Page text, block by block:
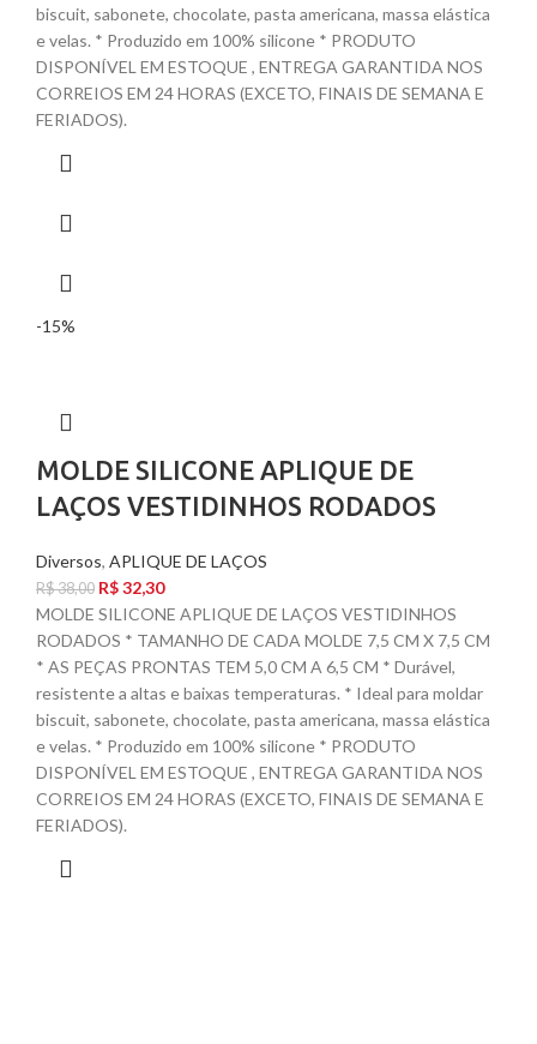
biscuit, sabonete, chocolate, pasta americana, massa elástica
e velas. * Produzido em 100% silicone * PRODUTO
DISPONÍVEL EM ESTOQUE , ENTREGA GARANTIDA NOS
CORREIOS EM 24 HORAS (EXCETO, FINAIS DE SEMANA E
FERIADOS).
-15%
MOLDE SILICONE APLIQUE DE
LAÇOS VESTIDINHOS RODADOS
Diversos, APLIQUE DE LAÇOS
R$38,00 R$32,30
MOLDE SILICONE APLIQUE DE LAÇOS VESTIDINHOS
RODADOS * TAMANHO DE CADA MOLDE 7,5 CM X 7,5 CM
* AS PEÇAS PRONTAS TEM 5,0 CM A 6,5 CM * Durável,
resistente a altas e baixas temperaturas. * Ideal para moldar
biscuit, sabonete, chocolate, pasta americana, massa elástica
e velas. * Produzido em 100% silicone * PRODUTO
DISPONÍVEL EM ESTOQUE , ENTREGA GARANTIDA NOS
CORREIOS EM 24 HORAS (EXCETO, FINAIS DE SEMANA E
FERIADOS).